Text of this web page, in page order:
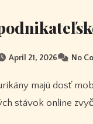
April 21, 2026 No
stávok online